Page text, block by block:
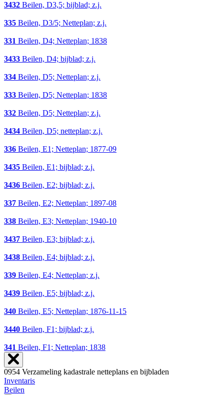
3432 Beilen, D3,5; bijblad; z.j.
335 Beilen, D3/5; Netteplan; z.j.
331 Beilen, D4; Netteplan; 1838
3433 Beilen, D4; bijblad; z.j.
334 Beilen, D5; Netteplan; z.j.
333 Beilen, D5; Netteplan; 1838
332 Beilen, D5; Netteplan; z.j.
3434 Beilen, D5; netteplan; z.j.
336 Beilen, E1; Netteplan; 1877-09
3435 Beilen, E1; bijblad; z.j.
3436 Beilen, E2; bijblad; z.j.
337 Beilen, E2; Netteplan; 1897-08
338 Beilen, E3; Netteplan; 1940-10
3437 Beilen, E3; bijblad; z.j.
3438 Beilen, E4; bijblad; z.j.
339 Beilen, E4; Netteplan; z.j.
3439 Beilen, E5; bijblad; z.j.
340 Beilen, E5; Netteplan; 1876-11-15
3440 Beilen, F1; bijblad; z.j.
341 Beilen, F1; Netteplan; 1838
0954 Verzameling kadastrale netteplans en bijbladen
Inventaris
Beilen